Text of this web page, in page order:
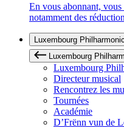
En vous abonnant,
notamment des
Luxembourg Philharmonic
Luxembourg
Luxembourg
Directeur musical
Rencontrez les
Tournées
Académie
D’Frënn vun de